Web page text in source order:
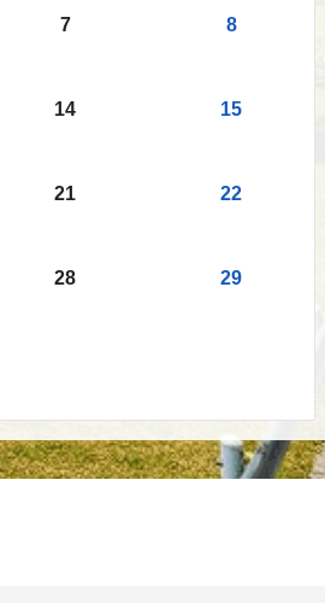
7 8
14 15
21 22
28 29